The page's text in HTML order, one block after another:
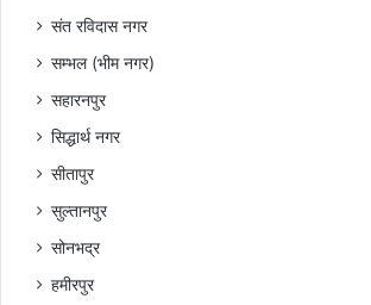
संत रविदास नगर
सम्भल (भीम नगर)
सहारनपुर
सिद्धार्थ नगर
सीतापुर
सुल्तानपुर
सोनभद्र
हमीरपुर